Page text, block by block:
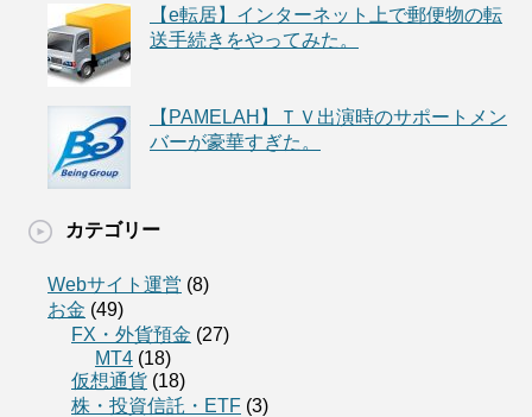
【e転居】インターネット上で郵便物の転
送手続きをやってみた。
【PAMELAH】ＴＶ出演時のサポートメン
バーが豪華すぎた。
カテゴリー
Webサイト運営 (8)
お金 (49)
FX・外貨預金 (27)
MT4 (18)
仮想通貨 (18)
株・投資信託・ETF (3)